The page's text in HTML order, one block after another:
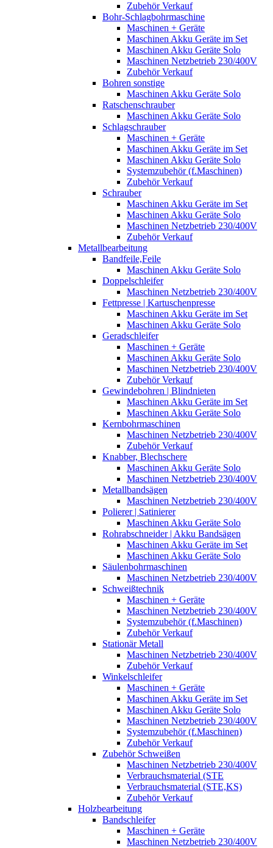
Zubehör Verkauf
Bohr-Schlagbohrmaschine
Maschinen + Geräte
Maschinen Akku Geräte im Set
Maschinen Akku Geräte Solo
Maschinen Netzbetrieb 230/400V
Zubehör Verkauf
Bohren sonstige
Maschinen Akku Geräte Solo
Ratschenschrauber
Maschinen Akku Geräte Solo
Schlagschrauber
Maschinen + Geräte
Maschinen Akku Geräte im Set
Maschinen Akku Geräte Solo
Systemzubehör (f.Maschinen)
Zubehör Verkauf
Schrauber
Maschinen Akku Geräte im Set
Maschinen Akku Geräte Solo
Maschinen Netzbetrieb 230/400V
Zubehör Verkauf
Metallbearbeitung
Bandfeile,Feile
Maschinen Akku Geräte Solo
Doppelschleifer
Maschinen Netzbetrieb 230/400V
Fettpresse | Kartuschenpresse
Maschinen Akku Geräte im Set
Maschinen Akku Geräte Solo
Geradschleifer
Maschinen + Geräte
Maschinen Akku Geräte Solo
Maschinen Netzbetrieb 230/400V
Zubehör Verkauf
Gewindebohren | Blindnieten
Maschinen Akku Geräte im Set
Maschinen Akku Geräte Solo
Kernbohrmaschinen
Maschinen Netzbetrieb 230/400V
Zubehör Verkauf
Knabber, Blechschere
Maschinen Akku Geräte Solo
Maschinen Netzbetrieb 230/400V
Metallbandsägen
Maschinen Netzbetrieb 230/400V
Polierer | Satinierer
Maschinen Akku Geräte Solo
Rohrabschneider | Akku Bandsägen
Maschinen Akku Geräte im Set
Maschinen Akku Geräte Solo
Säulenbohrmaschinen
Maschinen Netzbetrieb 230/400V
Schweißtechnik
Maschinen + Geräte
Maschinen Netzbetrieb 230/400V
Systemzubehör (f.Maschinen)
Zubehör Verkauf
Stationär Metall
Maschinen Netzbetrieb 230/400V
Zubehör Verkauf
Winkelschleifer
Maschinen + Geräte
Maschinen Akku Geräte im Set
Maschinen Akku Geräte Solo
Maschinen Netzbetrieb 230/400V
Systemzubehör (f.Maschinen)
Zubehör Verkauf
Zubehör Schweißen
Maschinen Netzbetrieb 230/400V
Verbrauchsmaterial (STE
Verbrauchsmaterial (STE,KS)
Zubehör Verkauf
Holzbearbeitung
Bandschleifer
Maschinen + Geräte
Maschinen Netzbetrieb 230/400V